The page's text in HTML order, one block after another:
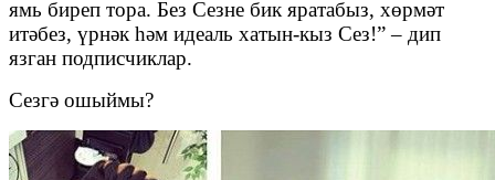
ямь биреп тора. Без Сезне бик яратабыз, хөрмәт
итәбез, үрнәк һәм идеаль хатын-кыз Сез!” – дип
язган подписчиклар.
Сезгә ошыймы?